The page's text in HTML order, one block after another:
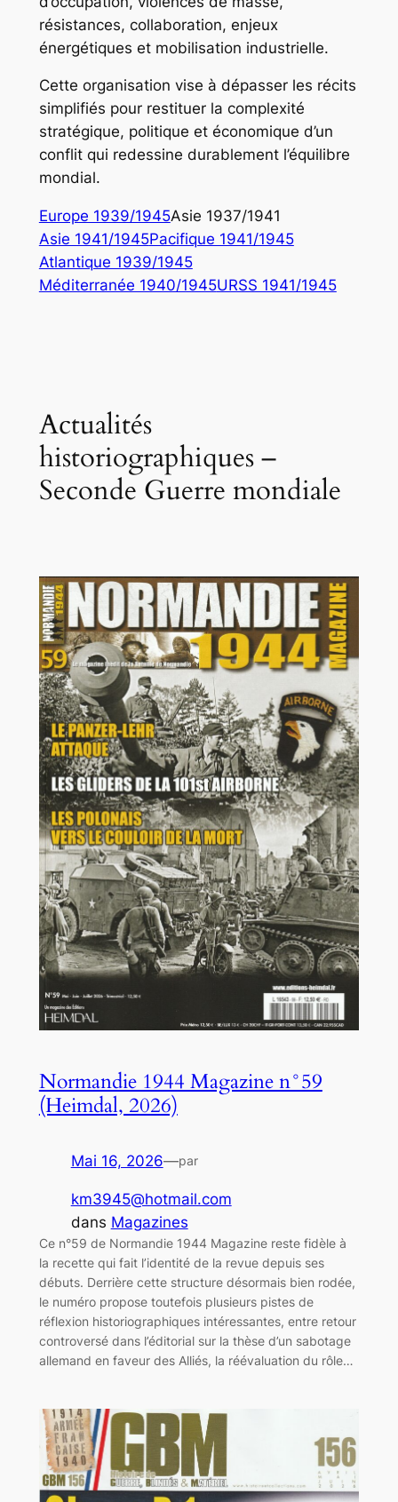
résistances, collaboration, enjeux
énergétiques et mobilisation industrielle.
Cette organisation vise à dépasser les récits
simplifiés pour restituer la complexité
stratégique, politique et économique d’un
conflit qui redessine durablement l’équilibre
mondial.
Europe 1939/1945Asie 1937/1941
Asie 1941/1945Pacifique 1941/1945
Atlantique 1939/1945
Méditerranée 1940/1945URSS 1941/1945
Actualités
historiographiques –
Seconde Guerre mondiale
Normandie 1944 Magazine n°59
(Heimdal, 2026)
Mai 16, 2026—par
km3945@hotmail.com
dans Magazines
Ce n°59 de Normandie 1944 Magazine reste fidèle à
la recette qui fait l’identité de la revue depuis ses
débuts. Derrière cette structure désormais bien rodée,
le numéro propose toutefois plusieurs pistes de
réflexion historiographiques intéressantes, entre retour
controversé dans l’éditorial sur la thèse d’un sabotage
allemand en faveur des Alliés, la réévaluation du rôle…